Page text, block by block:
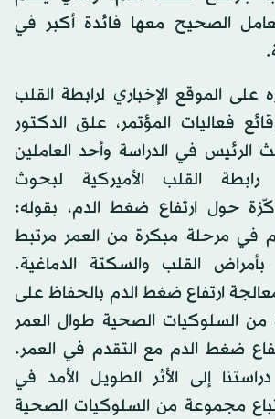
الصحيح معها فائدة أكبر في
الموقع الإخباري لرابطة القلب
فعاليات المؤتمر، علق الدكتور
الرئيس في الدراسة وأحد العاملين
القلب الأميركية لبحوث
حول ارتفاع ضغط الدم، بقوله:
في مرحلة مبكرة من العمر مرتبط
بأمراض القلب والسكتة الدماغية.
ارتفاع ضغط الدم بالحفاظ على
السلوكيات الصحية طوال العمر
ضغط الدم مع التقدم في العمر.
إلى الأثر الطويل الأمد في
مجموعة من السلوكيات الصحية